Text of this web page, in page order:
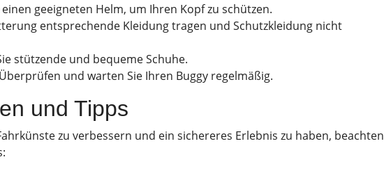
einen geeigneten Helm, um Ihren Kopf zu schützen.
entsprechende Kleidung tragen und Schutzkleidung nicht
stützende und bequeme Schuhe.
und warten Sie Ihren Buggy regelmäßig.
und Tipps
zu verbessern und ein sichereres Erlebnis zu haben, beachten